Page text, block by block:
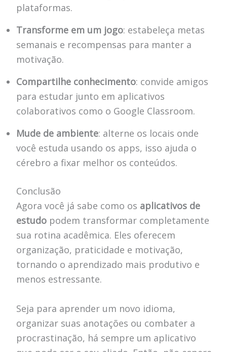
plataformas.
Transforme em um jogo: estabeleça metas
semanais e recompensas para manter a
motivação.
Compartilhe conhecimento: convide amigos
para estudar junto em aplicativos
colaborativos como o Google Classroom.
Mude de ambiente: alterne os locais onde
você estuda usando os apps, isso ajuda o
cérebro a fixar melhor os conteúdos.
Conclusão
Agora você já sabe como os aplicativos de
estudopodem transformar completamente
sua rotina acadêmica. Eles oferecem
organização, praticidade e motivação,
tornando o aprendizado mais produtivo e
menos estressante.
Seja para aprender um novo idioma,
organizar suas anotações ou combater a
procrastinação, há sempre um aplicativo